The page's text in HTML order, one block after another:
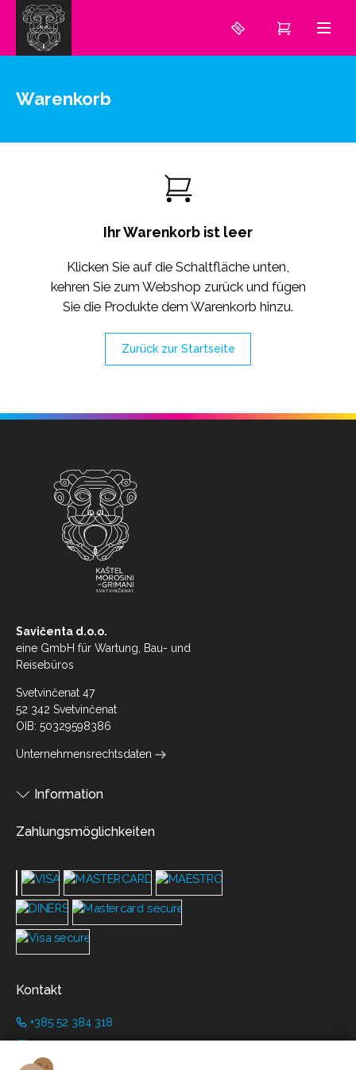
Warenkorb
Ihr Warenkorb ist leer
Klicken Sie auf die Schaltfläche unten,
kehren Sie zum Webshop zurück und fügen
Sie die Produkte dem Warenkorb hinzu.
Zurück zur Startseite
Savičenta d.o.o.
eine GmbH für Wartung, Bau- und
Reisebüros
Svetvinčenat 47
52 342 Svetvinčenat
OIB: 50329598386
Unternehmensrechtsdaten
Information
Zahlungsmöglichkeiten
Kontakt
+385 52 384 318